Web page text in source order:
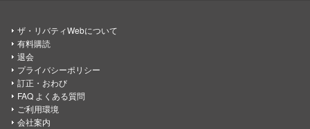
ザ・リバティWebについて
有料購読
退会
プライバシーポリシー
訂正・おわび
FAQ よくある質問
ご利用環境
会社案内